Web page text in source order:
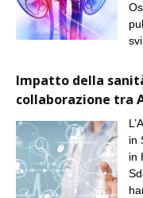
Impatto della
collaborazione tra
in
in